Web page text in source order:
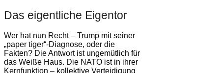
Das eigentliche Eigentor
Wer hat nun Recht – Trump mit seiner
„paper tiger“-Diagnose, oder die
Fakten? Die Antwort ist ungemütlich für
das Weiße Haus. Die NATO ist in ihrer
Kernfunktion – kollektive Verteidigung